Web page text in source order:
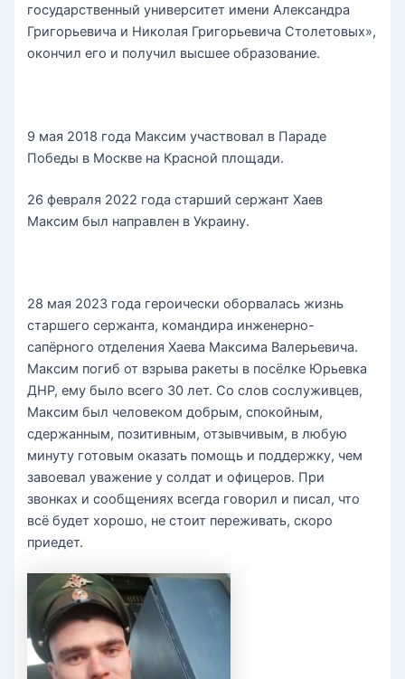
государственный университет имени Александра
Григорьевича и Николая Григорьевича Столетовых»,
окончил его и получил высшее образование.
9 мая 2018 года Максим участвовал в Параде
Победы в Москве на Красной площади.
26 февраля 2022 года старший сержант Хаев
Максим был направлен в Украину.
28 мая 2023 года героически оборвалась жизнь
старшего сержанта, командира инженерно-
сапёрного отделения Хаева Максима Валерьевича.
Максим погиб от взрыва ракеты в посёлке Юрьевка
ДНР, ему было всего 30 лет. Со слов сослуживцев,
Максим был человеком добрым, спокойным,
сдержанным, позитивным, отзывчивым, в любую
минуту готовым оказать помощь и поддержку, чем
завоевал уважение у солдат и офицеров. При
звонках и сообщениях всегда говорил и писал, что
всё будет хорошо, не стоит переживать, скоро
приедет.